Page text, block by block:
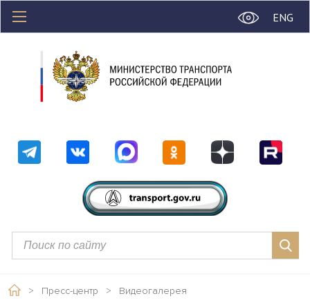
ENG
> Пресс-центр > Видеогалерея